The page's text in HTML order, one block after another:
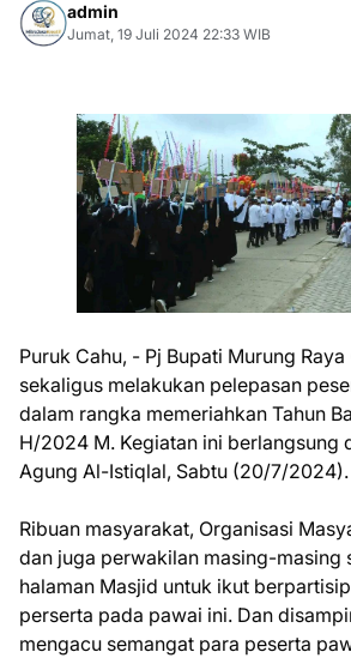
admin
Jumat, 19 Juli 2024 22:33 WIB
Puruk Cahu, - Pj Bupati Murung
sekaligus melakukan pelepasan
dalam rangka memeriahkan Tahun
H/2024 M. Kegiatan ini berlangsung
Agung Al-Istiqlal, Sabtu (20/7/2024).
Ribuan masyarakat, Organisasi
dan juga perwakilan masing-masing
halaman Masjid untuk ikut
perserta pada pawai ini. Dan
mengacu semangat para peserta